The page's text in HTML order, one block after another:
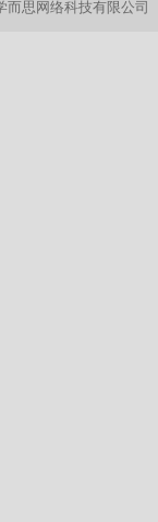
而思网络科技有限公司